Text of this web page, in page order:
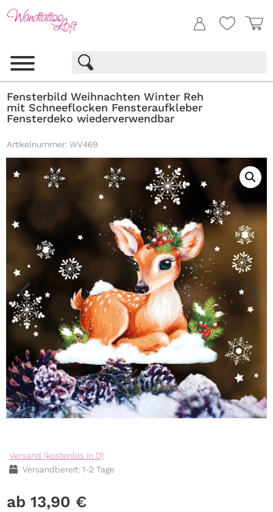
Fensterbild Weihnachten Winter Reh
mit Schneeflocken Fensteraufkleber
Fensterdeko wiederverwendbar
Artikelnummer: WV469
Versand (kostenlos in D)
Versandbereit: 1-2 Tage
13,90 €